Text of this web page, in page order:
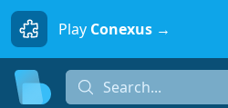
Play Conexus →
Search...